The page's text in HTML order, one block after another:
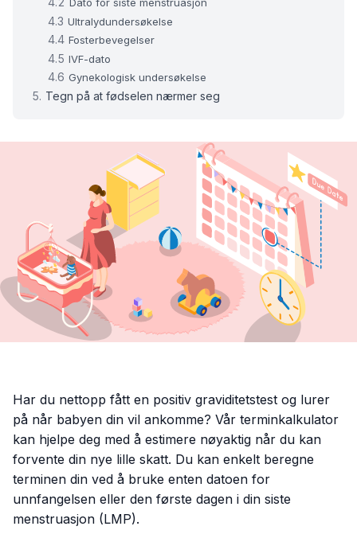
Dato for siste menstruasjon
Ultralydundersøkelse
Fosterbevegelser
IVF-dato
Gynekologisk undersøkelse
Tegn på at fødselen nærmer seg
Har du nettopp fått en positiv graviditetstest og lurer
på når babyen din vil ankomme? Vår terminkalkulator
kan hjelpe deg med å estimere nøyaktig når du kan
forvente din nye lille skatt. Du kan enkelt beregne
terminen din ved å bruke enten datoen for
unnfangelsen eller den første dagen i din siste
menstruasjon (LMP).